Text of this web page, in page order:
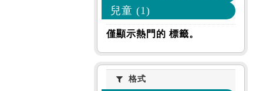
兒童 (1)
僅顯示熱門的 標籤。
格式格式